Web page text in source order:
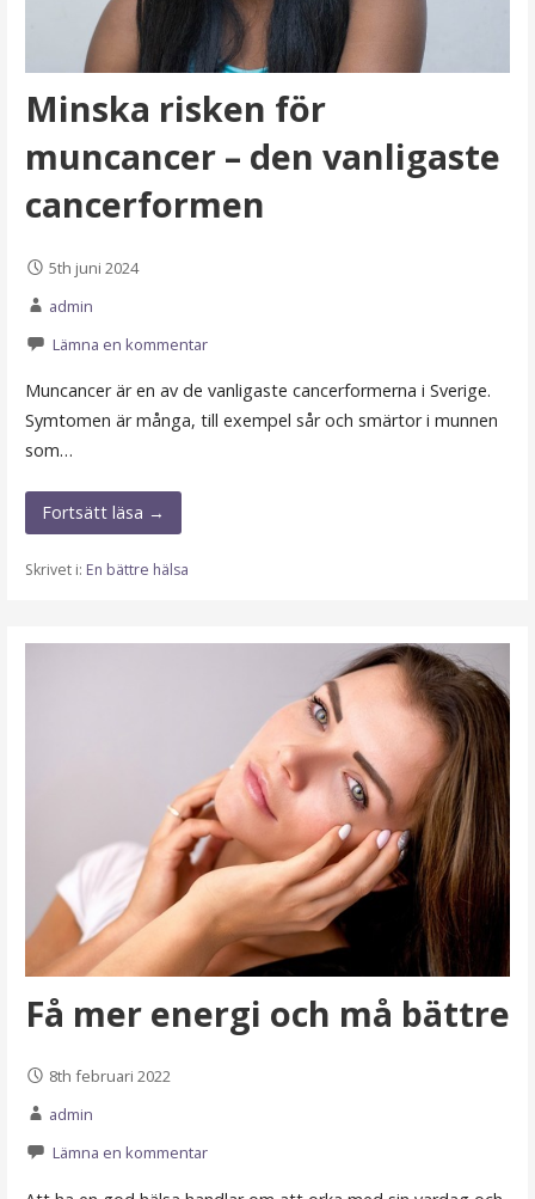
Minska risken för
muncancer – den vanligaste
cancerformen
5th juni 2024
admin
Lämna en kommentar
Muncancer är en av de vanligaste cancerformerna i Sverige.
Symtomen är många, till exempel sår och smärtor i munnen
som…
Fortsätt läsa →
Skrivet i: En bättre hälsa
Få mer energi och må bättre
8th februari 2022
admin
Lämna en kommentar